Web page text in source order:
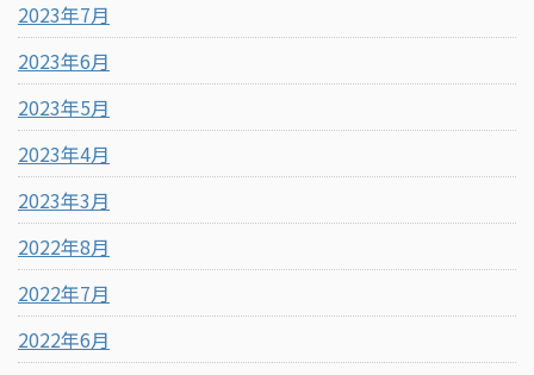
2023年7月
2023年6月
2023年5月
2023年4月
2023年3月
2022年8月
2022年7月
2022年6月